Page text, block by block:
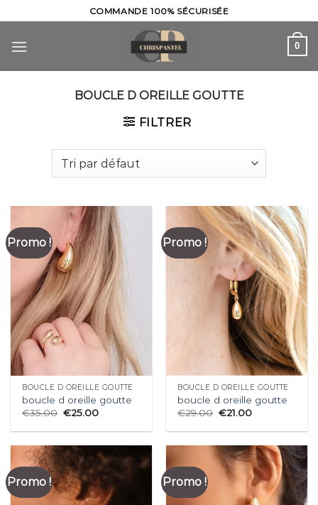
to
content
COMMANDE 100% SÉCURISÉE
0
BOUCLE D OREILLE GOUTTE
FILTRER
Promo !
BOUCLE D OREILLE GOUTTE
boucle d oreille goutte
€35.00 €25.00
Promo !
BOUCLE D OREILLE GOUTTE
boucle d oreille goutte
€29.00 €21.00
Promo ! Promo !